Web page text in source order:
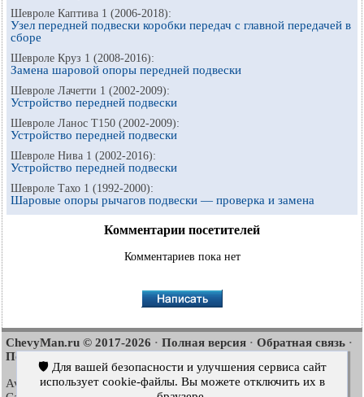
Шевроле Каптива 1 (2006-2018):
Узел передней подвески коробки передач с главной передачей в
сборе
Шевроле Круз 1 (2008-2016):
Замена шаровой опоры передней подвески
Шевроле Лачетти 1 (2002-2009):
Устройство передней подвески
Шевроле Ланос Т150 (2002-2009):
Устройство передней подвески
Шевроле Нива 1 (2002-2016):
Устройство передней подвески
Шевроле Тахо 1 (1992-2000):
Шаровые опоры рычагов подвески — проверка и замена
Комментарии посетителей
Комментариев пока нет
ChevyMan.ru © 2017-2026 · Полная версия · Обратная связь ·
Поиск по сайту
Aveo 2003-2008·Aveo2006-2011·Aveo2012-2018·
🛡️ Для вашей безопасности и улучшения сервиса сайт
использует cookie-файлы. Вы можете отключить их в